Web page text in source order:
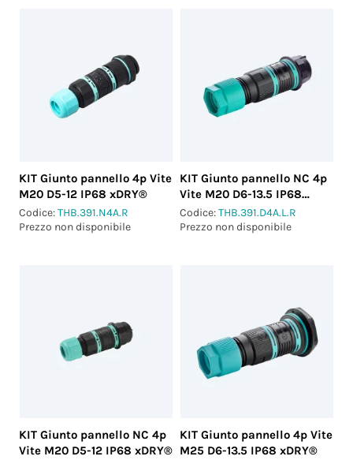
KIT Giunto pannello 4p Vite
M20 D5-12 IP68 xDRY®
Codice:THB.391.N4A.R
Prezzo non disponibile
KIT Giunto pannello NC 4p
Vite M20 D6-13.5 IP68
xDRY®
Codice:THB.391.D4A.L.R
Prezzo non disponibile
KIT Giunto pannello NC 4p
Vite M20 D5-12 IP68 xDRY®
KIT Giunto pannello 4p Vite
M25 D6-13.5 IP68 xDRY®